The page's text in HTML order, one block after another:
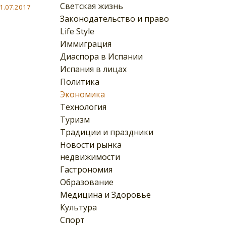
Светская жизнь
Законодательство и право
Life Style
Иммиграция
Диаспора в Испании
Испания в лицах
Политика
Экономика
Технология
Туризм
Традиции и праздники
Новости рынка
недвижимости
Гастрономия
Образование
Медицина и Здоровье
Культура
Спорт